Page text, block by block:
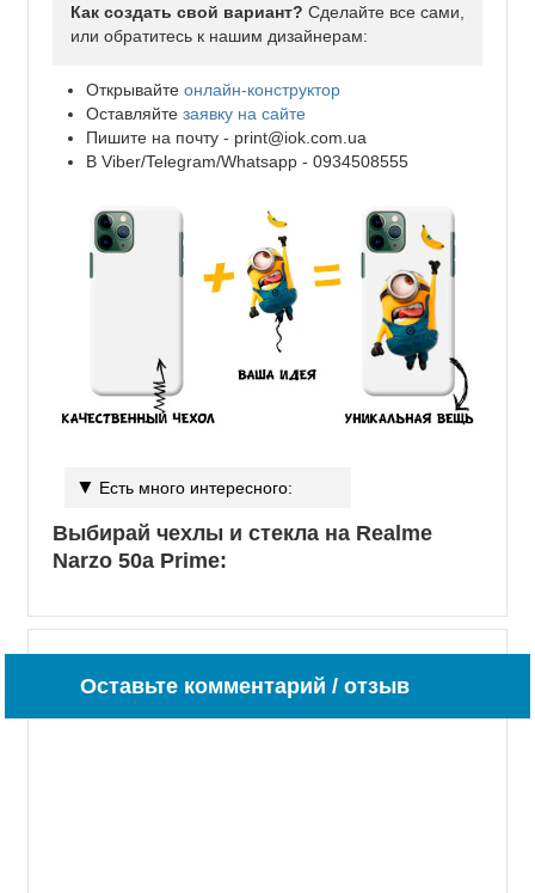
Как создать свой вариант? Сделайте все сами,
или обратитесь к нашим дизайнерам:
Открывайте онлайн-конструктор
Оставляйте заявку на сайте
Пишите на почту - print@iok.com.ua
В Viber/Telegram/Whatsapp - 0934508555
Есть много интересного:
Выбирай чехлы и стекла на Realme
Narzo 50a Prime:
Оставьте комментарий / отзыв